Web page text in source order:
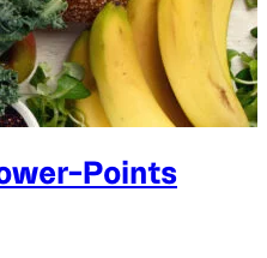
Points